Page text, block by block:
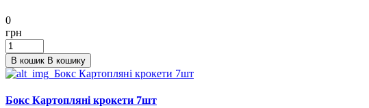
0
грн
В кошик В кошику
Бокс Картопляні крокети 7шт